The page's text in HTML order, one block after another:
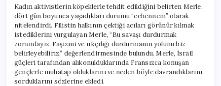
Kadın aktivistlerin köpeklerle tehdit edildiğini belirten Merle,
dört gün boyunca yaşadıkları durumu “cehennem” olarak
nitelendirdi. Filistin halkının çektiği acıları görünür kılmak
istediklerini vurgulayan Merle, “Bu savaşı durdurmak
zorundayız. Faşizmi ve ırkçılığı durdurmanın yolunu biz
belirleyebiliriz.” değerlendirmesinde bulundu. Merle, İsrail
güçleri tarafından alıkonulduklarında Fransızca konuşan
gençlerle muhatap olduklarını ve neden böyle davrandıklarını
sorduklarını sözlerine ekledi.